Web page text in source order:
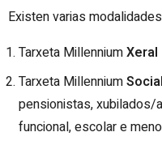
Existen varias
Tarxeta MillenniumXeral
Tarxeta Millennium
pensionistas, xubilados/
funcional, escolar e